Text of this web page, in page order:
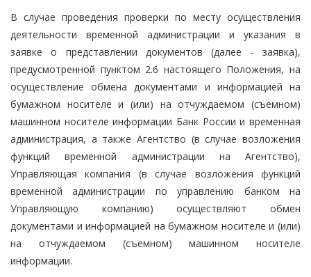
В случае проведения проверки по месту осуществления
деятельности временной администрации и указания в
заявке о представлении документов (далее - заявка),
предусмотренной пунктом 2.6 настоящего Положения, на
осуществление обмена документами и информацией на
бумажном носителе и (или) на отчуждаемом (съемном)
машинном носителе информации Банк России и временная
администрация, а также Агентство (в случае возложения
функций временной администрации на Агентство),
Управляющая компания (в случае возложения функций
временной администрации по управлению банком на
Управляющую компанию) осуществляют обмен
документами и информацией на бумажном носителе и (или)
на отчуждаемом (съемном) машинном носителе
информации.